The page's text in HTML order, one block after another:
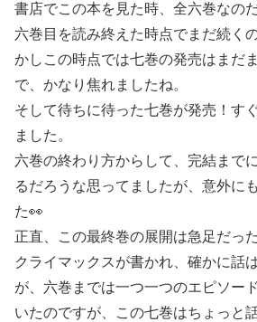
書店でこの本を見た時、全六巻なの
六巻目を読み終えた時点でまだ続く
かしこの時点では七巻の発売はまだ
で、かなり焦れましたね。
そして待ちに待った七巻が発売！す
ました。
六巻の終わり方からして、完結まで
るだろうな思ってましたが、意外に
た👀
正直、この最終巻の展開は急足だっ
クライマックスが書かれ、確かに話
が、六巻までは一つ一つのエピソー
いたのですが、この七巻はちょっと